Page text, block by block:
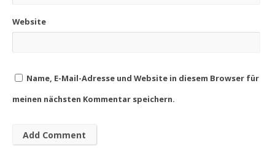
Website
Name, E-Mail-Adresse und Website in diesem Browser für
meinen nächsten Kommentar speichern.